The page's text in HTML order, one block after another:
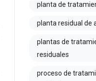
planta de
planta residual de
plantas de
residuales
proceso de